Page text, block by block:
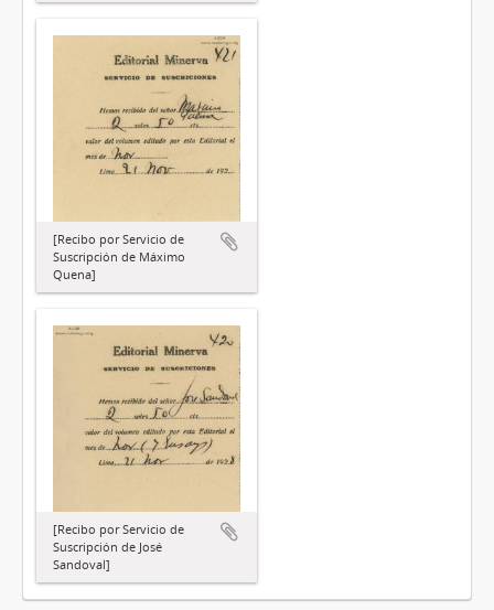
[Recibo por Servicio de
Suscripción de Máximo
Quena]
[Recibo por Servicio de
Suscripción de José
Sandoval]